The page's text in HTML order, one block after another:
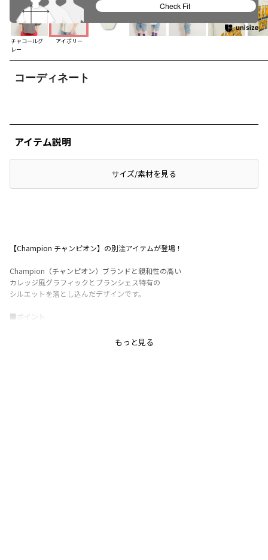
チャコールグ
レー
アイボリー
コーディネート
アイテム説明
サイズ/素材を見る
【Champion チャンピオン】の別注アイテムが登場！
Champion（チャンピオン）ブランドと親和性の高い
カレッジ風グラフィックとブランシェス特有の
シルエットを落とし込んだデザインです。
■ポイント
もっと見る
Check Fit